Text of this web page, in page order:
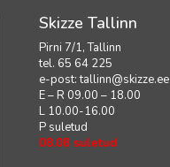
Skizze Tallinn
Pirni 7/1, Tallinn
tel. 65 64 225
e-post:tallinn@skizze.ee
E – R 09.00 – 18.00
L 10.00-16.00
P suletud
08.08 suletud